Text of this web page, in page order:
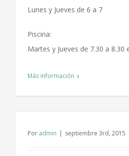
Lunes y Jueves de 6 a 7
Piscina:
Martes y Jueves de 7.30 a 8.30
Más información
Por admin | septiembre 3rd, 2015